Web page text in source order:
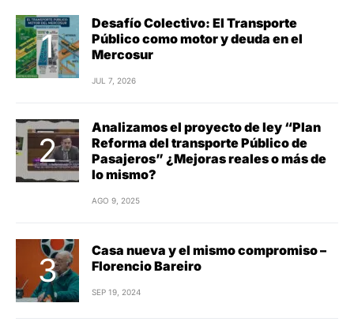
Desafío Colectivo: El Transporte
Público como motor y deuda en el
Mercosur
JUL 7, 2026
Analizamos el proyecto de ley “Plan
Reforma del transporte Público de
Pasajeros” ¿Mejoras reales o más de
lo mismo?
AGO 9, 2025
Casa nueva y el mismo compromiso –
Florencio Bareiro
SEP 19, 2024